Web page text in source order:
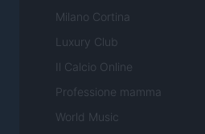
Milano Cortina
Luxury Club
Il Calcio Online
Professione mamma
World Music